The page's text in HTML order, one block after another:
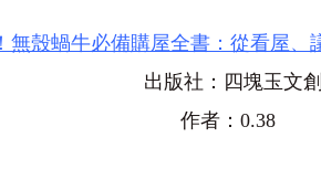
無殼蝸牛必備購屋全書：從看屋、
出版社：四塊玉文創
作者：0.38